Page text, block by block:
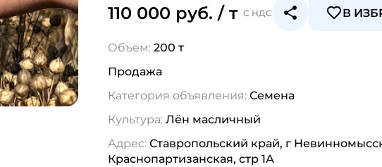
110 000 руб. / т С НДС В
Объём: 200 т
Продажа
Категория объявления: Семена
Культура: Лён масличный
Адрес: Ставропольский край, г
Краснопартизанская, стр 1А